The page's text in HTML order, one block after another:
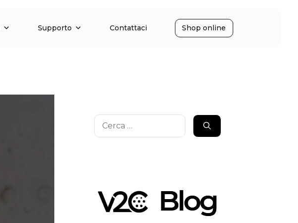
Supporto Contattaci Shop online
Ricerca
per: